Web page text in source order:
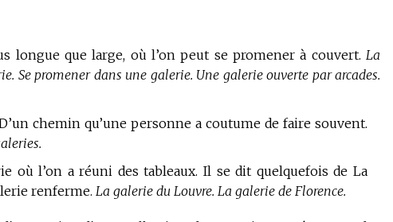
longue que large, où l’on peut se promener à couvert. La
Se promener dans une galerie. Une galerie ouverte par arcades.
chemin qu’une personne a coutume de faire souvent.
où l’on a réuni des tableaux. Il se dit quelquefois de La
renferme. La galerie du Louvre. La galerie de Florence.